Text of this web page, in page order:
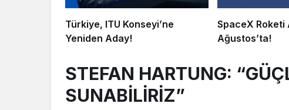
Türkiye, ITU Konseyi’ne
Yeniden Aday!
SpaceX Roketi
Ağustos’ta!
STEFAN HARTUNG:
SUNABİLİRİZ”